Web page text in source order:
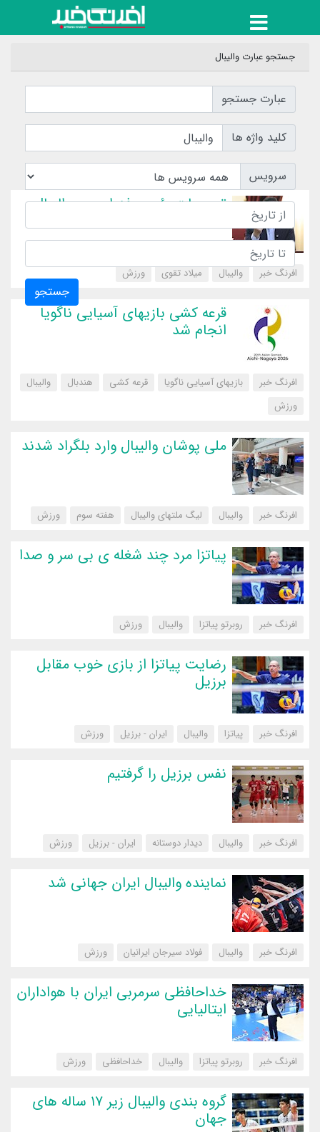
جستجو عبارت والیبال
عبارت جستجو
جستجو
کلید واژه ها
سرویس
توجیهات رئیس فدراسیون والیبال
افرنگ خبر والیبال میلاد تقوی ‌ورزش
قرعه کشی بازیهای آسیایی ناگویا
انجام شد
افرنگ خبر بازیهای آسیایی ناگویا قرعه کشی هندبال
والیبال
‌ورزش
ملی پوشان والیبال وارد بلگراد شدند
افرنگ خبر والیبال لیگ ملتهای والیبال هفته سوم ‌ورزش
پیاتزا مرد چند شغله ی بی سر و صدا
افرنگ خبر روبرتو پیاتزا والیبال ‌ورزش
رضایت پیاتزا از بازی خوب مقابل
برزیل
افرنگ خبر پیاتزا والیبال ایران - برزیل ‌ورزش
نفس برزیل را گرفتیم
افرنگ خبر والیبال دیدار دوستانه ایران - برزیل ‌ورزش
نماینده والیبال ایران جهانی شد
افرنگ خبر والیبال فولاد سیرجان ایرانیان ‌ورزش
خداحافظی سرمربی ایران با هواداران
ایتالیایی
افرنگ خبر روبرتو پیاتزا والیبال خداحافظی ‌ورزش
گروه بندی والیبال زیر ۱۷ ساله های
جهان